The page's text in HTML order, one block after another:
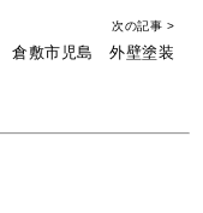
次の記事 >
倉敷市児島 外壁塗装